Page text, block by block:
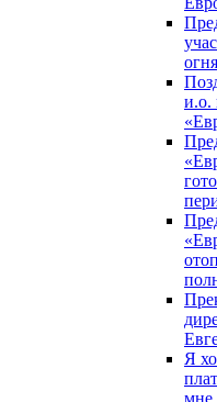
огня
и.о.
Я